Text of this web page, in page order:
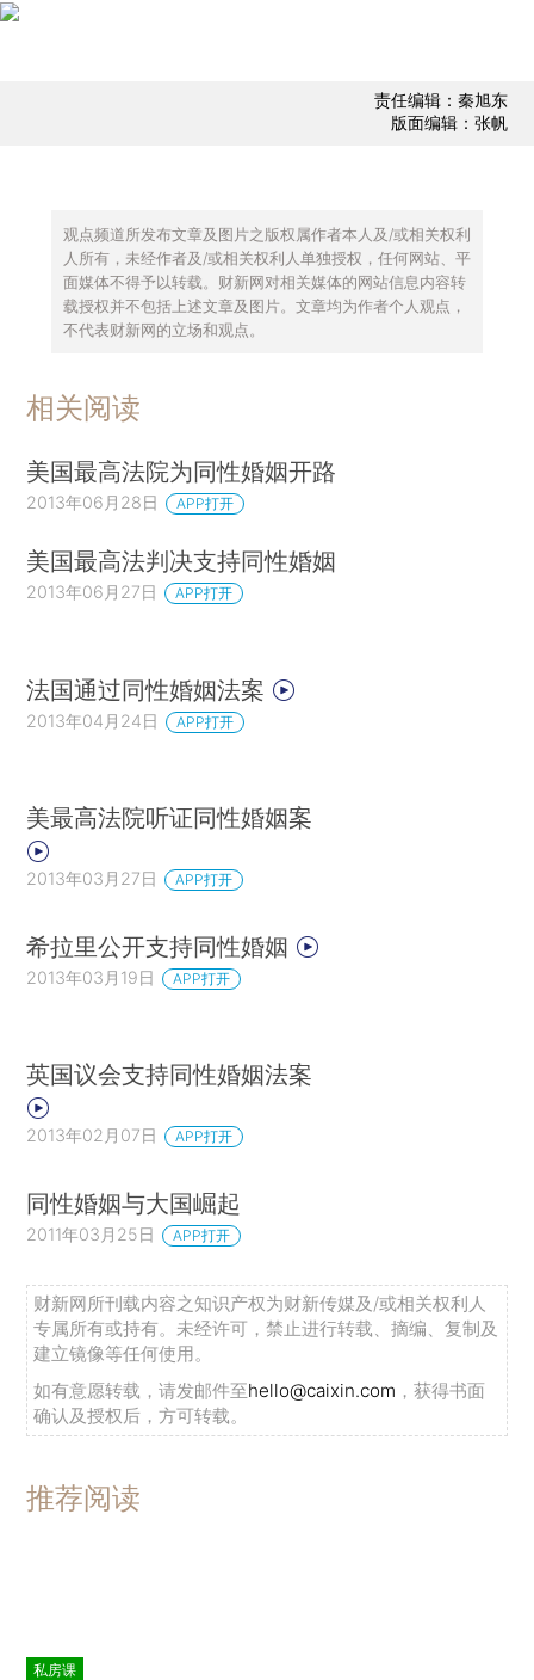
责任编辑：秦旭东
版面编辑：张帆
观点频道所发布文章及图片之版权属作者本人及/或相关权利
人所有，未经作者及/或相关权利人单独授权，任何网站、平
面媒体不得予以转载。财新网对相关媒体的网站信息内容转
载授权并不包括上述文章及图片。文章均为作者个人观点，
不代表财新网的立场和观点。
相关阅读
美国最高法院为同性婚姻开路
2013年06月28日 APP打开
美国最高法判决支持同性婚姻
2013年06月27日 APP打开
法国通过同性婚姻法案
2013年04月24日 APP打开
美最高法院听证同性婚姻案
2013年03月27日 APP打开
希拉里公开支持同性婚姻
2013年03月19日 APP打开
英国议会支持同性婚姻法案
2013年02月07日 APP打开
同性婚姻与大国崛起
2011年03月25日 APP打开
财新网所刊载内容之知识产权为财新传媒及/或相关权利人
专属所有或持有。未经许可，禁止进行转载、摘编、复制及
建立镜像等任何使用。
如有意愿转载，请发邮件至hello@caixin.com ，获得书面
确认及授权后，方可转载。
推荐阅读
私房课